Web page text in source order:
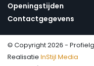
Openingstijden
Contactgegevens
© Copyright 2026 -
Realisatie InStijl Media